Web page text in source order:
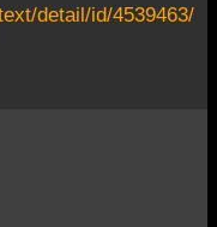
detail/id/4539463/